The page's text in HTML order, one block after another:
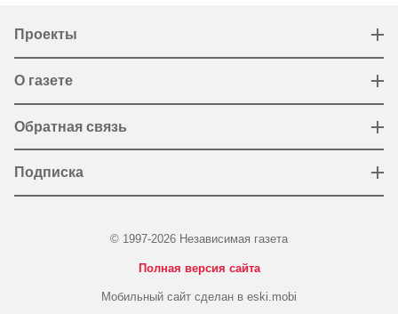
Проекты
О газете
Обратная связь
Подписка
© 1997-2026 Независимая газета
Полная версия сайта
Мобильный сайт сделан в eski.mobi